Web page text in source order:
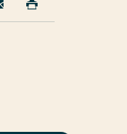
Email
deze deze